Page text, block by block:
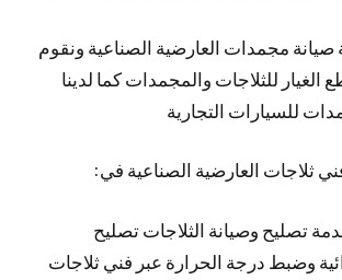
مجمدات العارضية الصناعية ونقوم
الغيار للثلاجات والمجمدات كما لدينا
للسيارات التجارية
ثلاجات العارضية الصناعية في:
تصليح وصيانة الثلاجات تصليح
وضبط درجة الحرارة عبر فني ثلاجات